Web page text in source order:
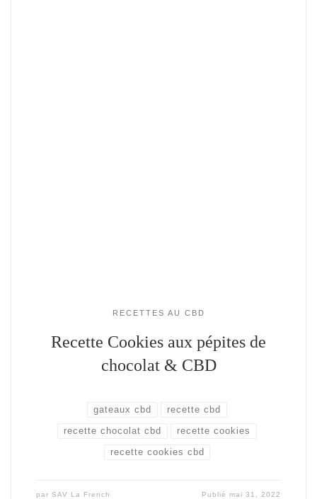
RECETTES AU CBD
Recette Cookies aux pépites de
chocolat & CBD
gateaux cbd
recette cbd
recette chocolat cbd
recette cookies
recette cookies cbd
par SAV La French Publiémai 31, 2022